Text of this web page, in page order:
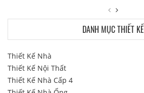
DANH MỤC THIẾT KẾ
Thiết Kế Nhà
Thiết Kế Nội Thất
Thiết Kế Nhà Cấp 4